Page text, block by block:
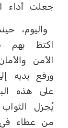
جعلت أداء
واليوم،
اكتظ بهم
الأمن
ورفع يديه
على هذه
يُجزل
من عطاء